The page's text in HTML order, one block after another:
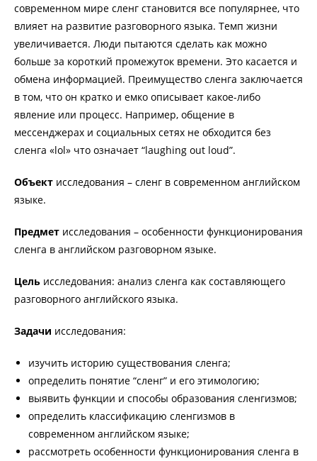
современном мире сленг становится все популярнее, что
влияет на развитие разговорного языка. Темп жизни
увеличивается. Люди пытаются сделать как можно
больше за короткий промежуток времени. Это касается и
обмена информацией. Преимущество сленга заключается
в том, что он кратко и емко описывает какое-либо
явление или процесс. Например, общение в
мессенджерах и социальных сетях не обходится без
сленга «lol» что означает “laughing out loud”.
Объект исследования – сленг в современном английском
языке.
Предмет исследования – особенности функционирования
сленга в английском разговорном языке.
Цель исследования: анализ сленга как составляющего
разговорного английского языка.
Задачи исследования:
изучить историю существования сленга;
определить понятие “сленг” и его этимологию;
выявить функции и способы образования сленгизмов;
определить классификацию сленгизмов в
современном английском языке;
рассмотреть особенности функционирования сленга в